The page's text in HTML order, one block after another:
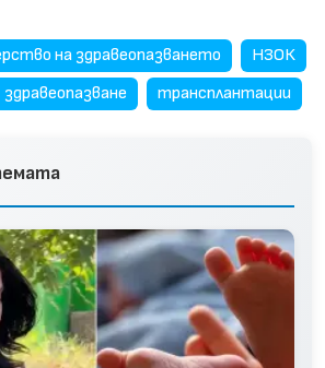
на здравеопазването
НЗОК
здравеопазване трансплантации